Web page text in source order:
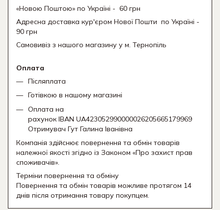
«Новою Поштою» по Україні - 60 грн
Адресна доставка кур'єром Нової Пошти по Україні -
90 грн
Самовивіз з нашого магазину у м. Тернопіль
Оплата
Післяплата
Готівкою в нашому магазині
Оплата на
рахунок IBAN UA423052990000026205665179969
Отримувач Гут Галина Іванівна
Компанія здійснює повернення та обмін товарів
належної якості згідно із Законом «Про захист прав
споживачів».
Терміни повернення та обміну
Повернення та обмін товарів можливе протягом 14
днів після отримання товару покупцем.